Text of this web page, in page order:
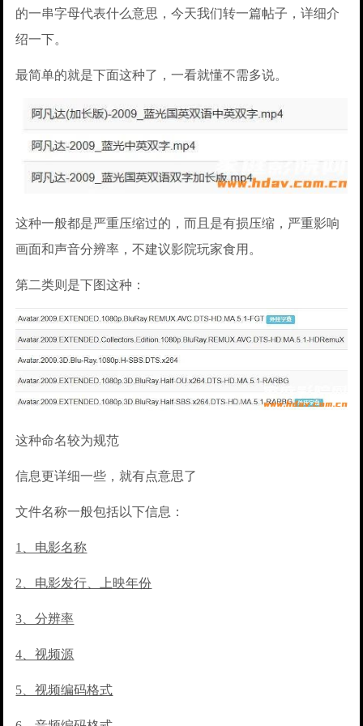
的一串字母代表什么意思，今天我们转一篇帖子，详细介
绍一下。
最简单的就是下面这种了，一看就懂不需多说。
这种一般都是严重压缩过的，而且是有损压缩，严重影响
画面和声音分辨率，不建议影院玩家食用。
第二类则是下图这种：
这种命名较为规范
信息更详细一些，就有点意思了
文件名称一般包括以下信息：
1、电影名称
2、电影发行、上映年份
3、分辨率
4、视频源
5、视频编码格式